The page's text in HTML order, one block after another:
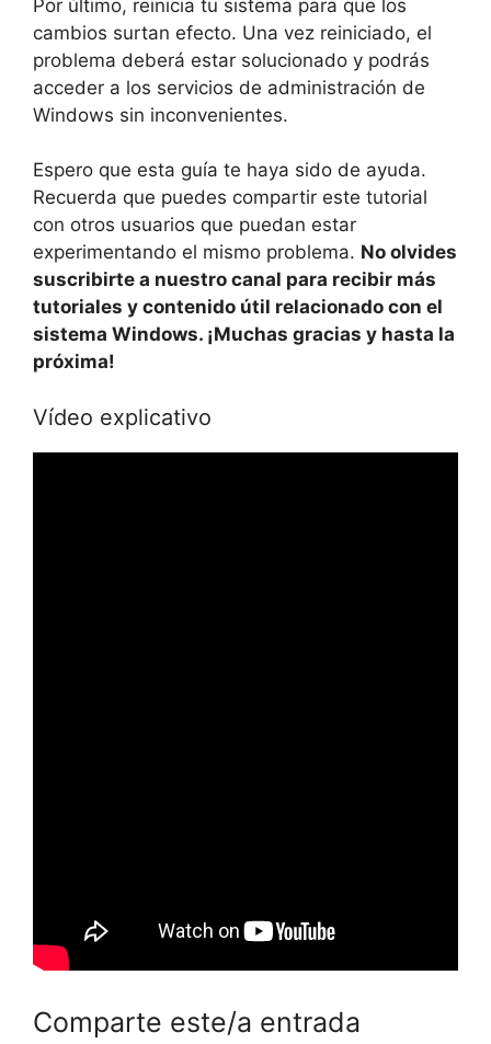
Por último, reinicia tu sistema para que los
cambios surtan efecto. Una vez reiniciado, el
problema deberá estar solucionado y podrás
acceder a los servicios de administración de
Windows sin inconvenientes.
Espero que esta guía te haya sido de ayuda.
Recuerda que puedes compartir este tutorial
con otros usuarios que puedan estar
experimentando el mismo problema. No olvides
suscribirte a nuestro canal para recibir más
tutoriales y contenido útil relacionado con el
sistema Windows. ¡Muchas gracias y hasta la
próxima!
Vídeo explicativo
Comparte este/a entrada